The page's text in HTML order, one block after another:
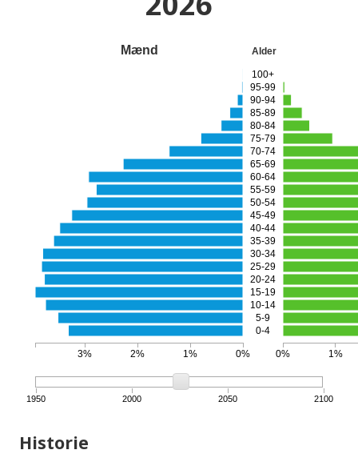
Mænd Alder
0-4
5-9
10-14
15-19
20-24
25-29
30-34
35-39
40-44
45-49
50-54
55-59
60-64
65-69
70-74
75-79
80-84
85-89
90-94
95-99
100+
0%
1%
2%
3% 0% 1%
1950 2000 2050 2100
Historie